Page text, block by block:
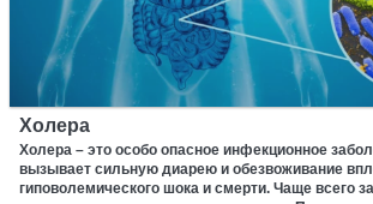
Холера
Холера – это особо опасное инфекционное
вызывает сильную диарею и обезвоживание
гиповолемического шока и смерти. Чаще всего